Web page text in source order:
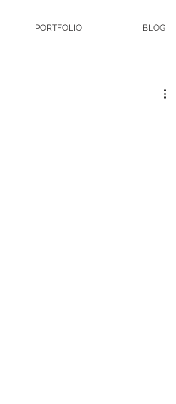
PORTFOLIO BLOGI